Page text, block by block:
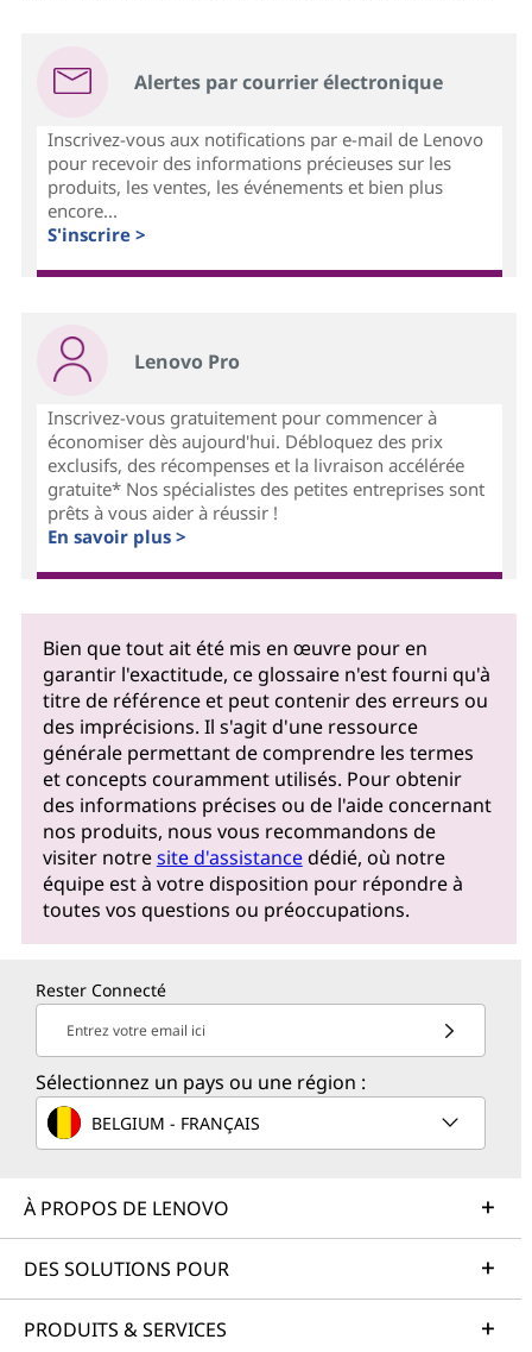
Alertes par courrier électronique
Inscrivez-vous aux notifications par e-mail de Lenovo
pour recevoir des informations précieuses sur les
produits, les ventes, les événements et bien plus
encore...
S'inscrire >
Lenovo Pro
Inscrivez-vous gratuitement pour commencer à
économiser dès aujourd'hui. Débloquez des prix
exclusifs, des récompenses et la livraison accélérée
gratuite* Nos spécialistes des petites entreprises sont
prêts à vous aider à réussir !
En savoir plus >
Bien que tout ait été mis en œuvre pour en
garantir l'exactitude, ce glossaire n'est fourni qu'à
titre de référence et peut contenir des erreurs ou
des imprécisions. Il s'agit d'une ressource
générale permettant de comprendre les termes
et concepts couramment utilisés. Pour obtenir
des informations précises ou de l'aide concernant
nos produits, nous vous recommandons de
visiter notresite d'assistancedédié, où notre
équipe est à votre disposition pour répondre à
toutes vos questions ou préoccupations.
Rester Connecté
Entrez votre email ici
Sélectionnez un pays ou une région :
BELGIUM - FRANÇAIS
À PROPOS DE LENOVO
DES SOLUTIONS POUR
PRODUITS & SERVICES